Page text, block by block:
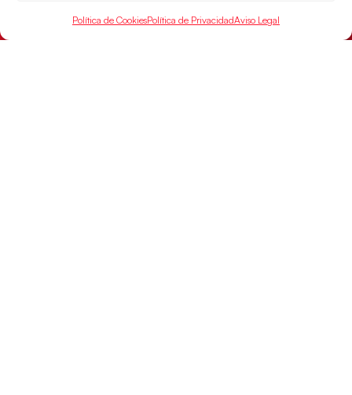
Política de CookiesPolítica de PrivacidadAviso Legal
15:00 h, los cuartos de final del Campeonato del